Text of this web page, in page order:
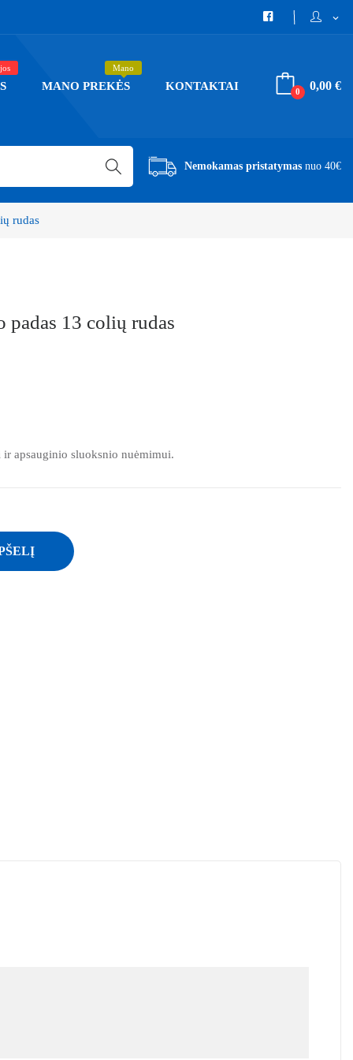
expand_more
MANO PREKĖS
Mano
KONTAKTAI 0,00 €
0
Nemokamas pristatymas nuo 40€
rudas
13 colių rudas
apsauginio sluoksnio nuėmimui.